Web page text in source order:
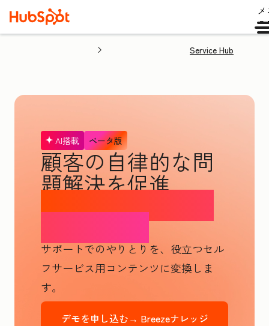
Service Hub
AI搭載 ベータ版
顧客の自律的な問
題解決を促進
ナレッジベースエ
サポートでのやりとりを、役立つセル
フサービス用コンテンツに変換しま
す。
デモを申し込む→ Breezeナレッジ